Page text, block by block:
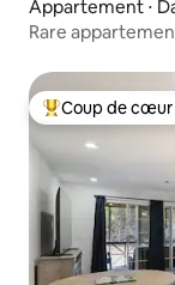
Appartement ⋅
Rare
Coups de cœur
Coup de cœur